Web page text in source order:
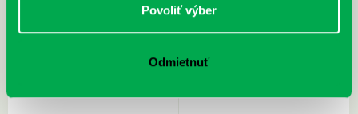
Povoliť výber
Odmietnuť
Sprievodca po hviezdnej oblohe
kompletný sprievodca